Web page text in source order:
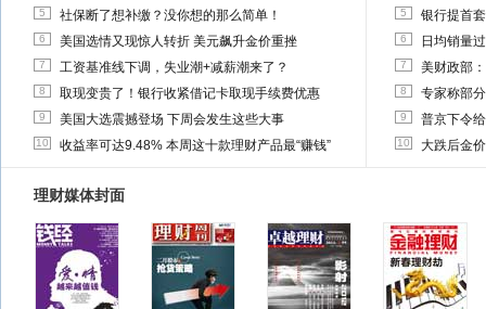
5 社保断了想补缴？没你想的那么简单！
6 美国选情又现惊人转折 美元飙升金价重挫
7 工资基准线下调，失业潮+减薪潮来了？
8 取现变贵了！银行收紧借记卡取现手续费优惠
9 美国大选震撼登场 下周会发生这些大事
10 收益率可达9.48% 本周这十款理财产品最“赚钱”
5 银行提首
6 日均销量
7 美财政部
8 专家称部
9 普京下令
10 大跌后金
理财媒体封面